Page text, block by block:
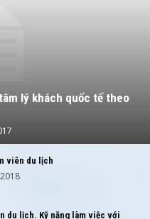
lý khách quốc tế theo
viên du lịch
du lịch. Kỹ năng làm việc với